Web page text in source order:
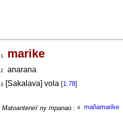
1 marike
2
anarana
3 [Sakalava] vola [1.78]
Matoantenin' ny mpanao : 4 mañamarike